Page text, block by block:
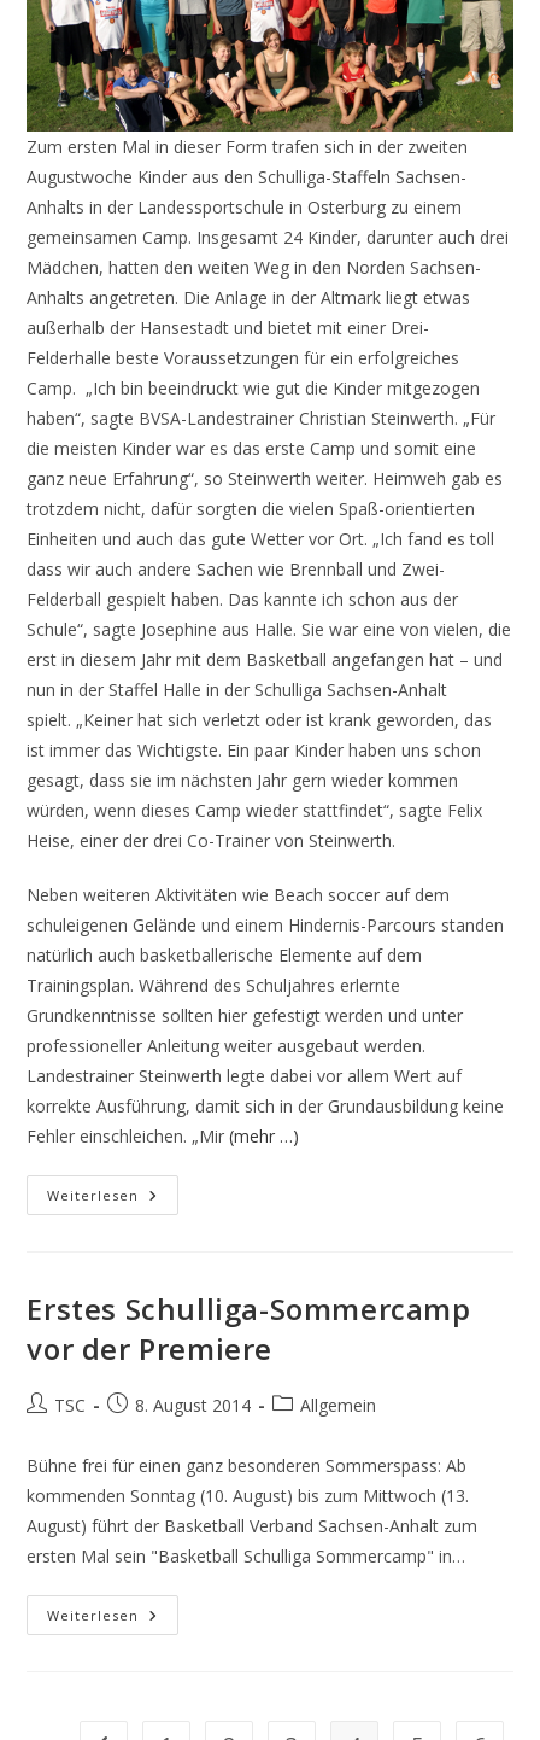
Zum ersten Mal in dieser Form trafen sich in der zweiten
Augustwoche Kinder aus den Schulliga-Staffeln Sachsen-
Anhalts in der Landessportschule in Osterburg zu einem
gemeinsamen Camp. Insgesamt 24 Kinder, darunter auch drei
Mädchen, hatten den weiten Weg in den Norden Sachsen-
Anhalts angetreten. Die Anlage in der Altmark liegt etwas
außerhalb der Hansestadt und bietet mit einer Drei-
Felderhalle beste Voraussetzungen für ein erfolgreiches
Camp. „Ich bin beeindruckt wie gut die Kinder mitgezogen
haben“, sagte BVSA-Landestrainer Christian Steinwerth. „Für
die meisten Kinder war es das erste Camp und somit eine
ganz neue Erfahrung“, so Steinwerth weiter. Heimweh gab es
trotzdem nicht, dafür sorgten die vielen Spaß-orientierten
Einheiten und auch das gute Wetter vor Ort. „Ich fand es toll
dass wir auch andere Sachen wie Brennball und Zwei-
Felderball gespielt haben. Das kannte ich schon aus der
Schule“, sagte Josephine aus Halle. Sie war eine von vielen, die
erst in diesem Jahr mit dem Basketball angefangen hat – und
nun in der Staffel Halle in der Schulliga Sachsen-Anhalt
spielt. „Keiner hat sich verletzt oder ist krank geworden, das
ist immer das Wichtigste. Ein paar Kinder haben uns schon
gesagt, dass sie im nächsten Jahr gern wieder kommen
würden, wenn dieses Camp wieder stattfindet“, sagte Felix
Heise, einer der drei Co-Trainer von Steinwerth.
Neben weiteren Aktivitäten wie Beach soccer auf dem
schuleigenen Gelände und einem Hindernis-Parcours standen
natürlich auch basketballerische Elemente auf dem
Trainingsplan. Während des Schuljahres erlernte
Grundkenntnisse sollten hier gefestigt werden und unter
professioneller Anleitung weiter ausgebaut werden.
Landestrainer Steinwerth legte dabei vor allem Wert auf
korrekte Ausführung, damit sich in der Grundausbildung keine
Fehler einschleichen. „Mir(mehr …)
Weiterlesen Premiere
Wird
Erstes Schulliga-Sommercamp
vor der Premiere
Beitrags-
TSC
Beitrag8. August 2014
Beitrags-
Allgemein
Bühne frei für einen ganz besonderen Sommerspass: Ab
kommenden Sonntag (10. August) bis zum Mittwoch (13.
August) führt der Basketball Verband Sachsen-Anhalt zum
ersten Mal sein "Basketball Schulliga Sommercamp" in…
Weiterlesen Erstes
Schulliga-